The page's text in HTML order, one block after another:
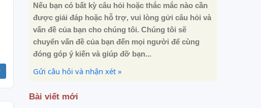
Nếu bạn có bất kỳ câu hỏi hoặc thắc mắc nào cần
được giải đáp hoặc hỗ trợ, vui lòng gửi câu hỏi và
vấn đề của bạn cho chúng tôi. Chúng tôi sẽ
chuyển vấn đề của bạn đến mọi người để cùng
đóng góp ý kiến ​​và giúp đỡ bạn...
Gửi câu hỏi và nhận xét »
Bài viết mới